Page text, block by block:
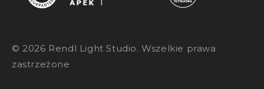
© 2026 Rendl Light Studio. Wszelkie prawa
zastrzeżone